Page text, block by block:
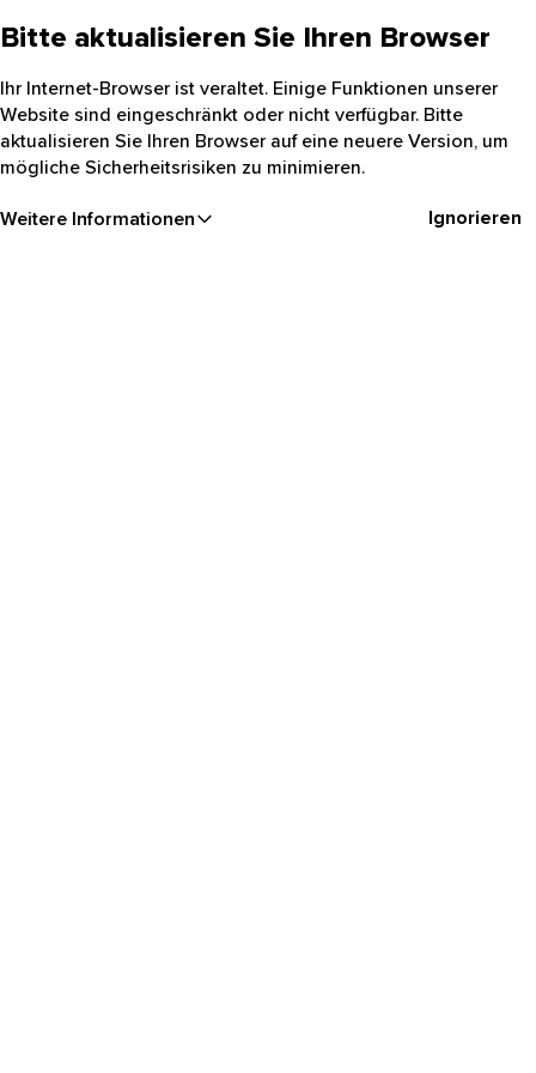
Bitte aktualisieren Sie Ihren Browser
Ihr Internet-Browser ist veraltet. Einige Funktionen unserer
Website sind eingeschränkt oder nicht verfügbar. Bitte
aktualisieren Sie Ihren Browser auf eine neuere Version, um
mögliche Sicherheitsrisiken zu minimieren.
Weitere Informationen Ignorieren